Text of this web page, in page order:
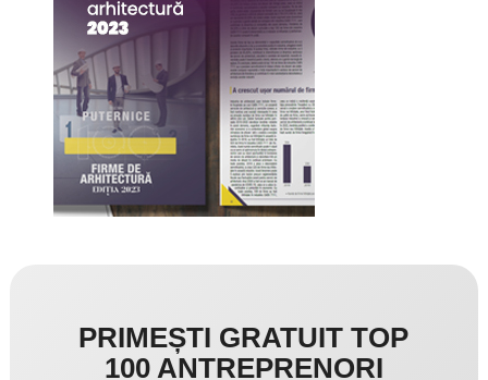
PRIMEȘTI GRATUIT TOP
100 ANTREPRENORI